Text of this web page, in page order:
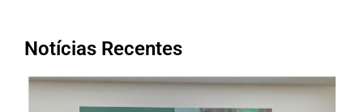
Notícias Recentes